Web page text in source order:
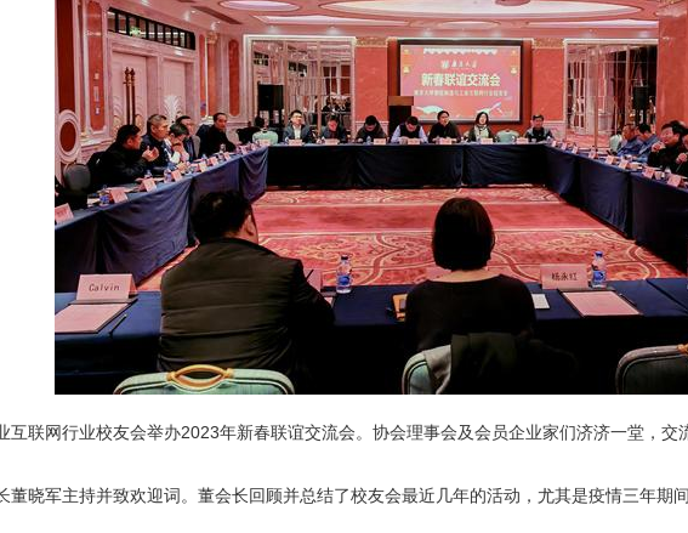
互联网行业校友会举办2023年新春联谊交流会。协会理事会及会员企业家们济济一堂，交
晓军主持并致欢迎词。董会长回顾并总结了校友会最近几年的活动，尤其是疫情三年期